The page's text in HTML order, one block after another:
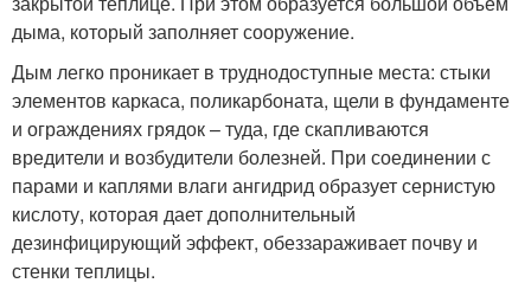
дыма, который заполняет сооружение.
Дым легко проникает в труднодоступные места: стыки
элементов каркаса, поликарбоната, щели в фундаменте
и ограждениях грядок – туда, где скапливаются
вредители и возбудители болезней. При соединении с
парами и каплями влаги ангидрид образует сернистую
кислоту, которая дает дополнительный
дезинфицирующий эффект, обеззараживает почву и
стенки теплицы.